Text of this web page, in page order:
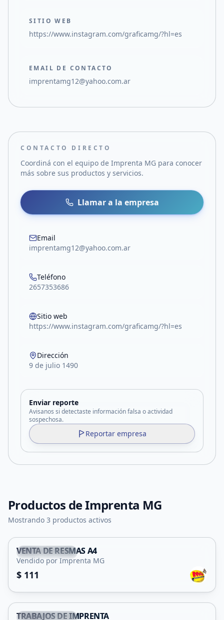
SITIO WEB
https://www.instagram.com/graficamg/?hl=es
EMAIL DE CONTACTO
imprentamg12@yahoo.com.ar
CONTACTO DIRECTO
Coordiná con el equipo de Imprenta MG para conocer
más sobre sus productos y servicios.
Llamar a la empresa
Email
imprentamg12@yahoo.com.ar
Teléfono
2657353686
Sitio web
https://www.instagram.com/graficamg/?hl=es
Dirección
9 de julio 1490
Enviar reporte
Avisanos si detectaste información falsa o actividad
sospechosa.
Reportar empresa
Productos deImprenta MG
Mostrando 3 productos activos
Villa Mercedes
VENTA DE RESMAS A4
Vendido por Imprenta MG
$ 111
Villa Mercedes
TRABAJOS DE IMPRENTA